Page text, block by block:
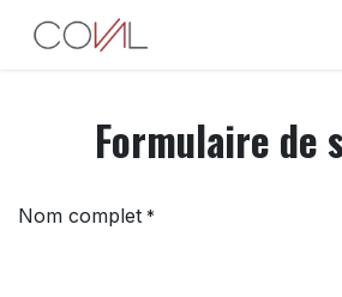
Se rendre au contenu
Formulaire de
Nom complet *